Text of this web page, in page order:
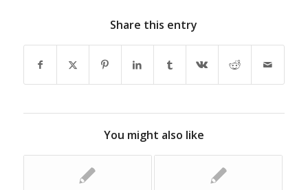
Share this entry
You might also like